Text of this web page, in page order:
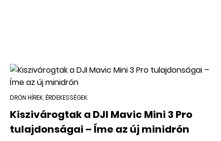
DRÓN HÍREK, ÉRDEKESSÉGEK
Kiszivárogtak a DJI Mavic Mini 3 Pro
tulajdonságai – Íme az új minidrón